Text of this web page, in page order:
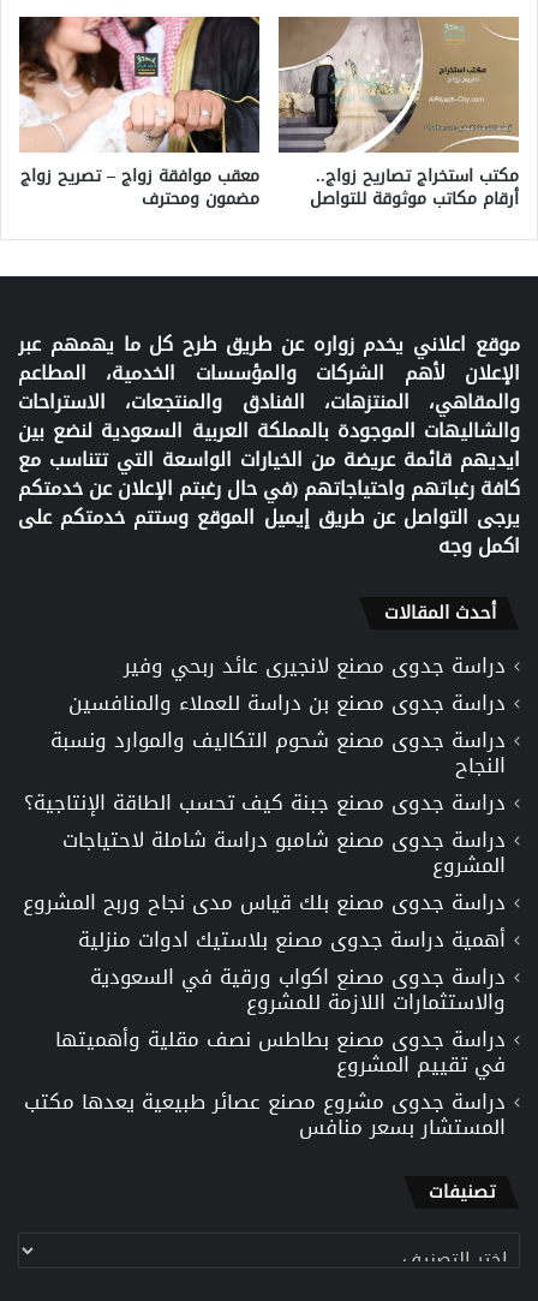
مكتب استخراج تصاريح زواج..
أرقام مكاتب موثوقة للتواصل
معقب موافقة زواج – تصريح زواج
مضمون ومحترف
موقع اعلاني يخدم زواره عن طريق طرح كل ما يهمهم عبر
الإعلان لأهم الشركات والمؤسسات الخدمية، المطاعم
والمقاهي، المنتزهات، الفنادق والمنتجعات، الاستراحات
والشاليهات الموجودة بالمملكة العربية السعودية لنضع بين
ايديهم قائمة عريضة من الخيارات الواسعة التي تتناسب مع
كافة رغباتهم واحتياجاتهم (في حال رغبتم الإعلان عن خدمتكم
يرجى التواصل عن طريق إيميل الموقع وستتم خدمتكم على
اكمل وجه
أحدث المقالات
دراسة جدوى مصنع لانجيرى عائد ربحي وفير
دراسة جدوى مصنع بن دراسة للعملاء والمنافسين
دراسة جدوى مصنع شحوم التكاليف والموارد ونسبة
النجاح
دراسة جدوى مصنع جبنة كيف تحسب الطاقة الإنتاجية؟
دراسة جدوى مصنع شامبو دراسة شاملة لاحتياجات
المشروع
دراسة جدوى مصنع بلك قياس مدى نجاح وربح المشروع
أهمية دراسة جدوى مصنع بلاستيك ادوات منزلية
دراسة جدوى مصنع اكواب ورقية في السعودية
والاستثمارات اللازمة للمشروع
دراسة جدوى مصنع بطاطس نصف مقلية وأهميتها
في تقييم المشروع
دراسة جدوى مشروع مصنع عصائر طبيعية يعدها مكتب
المستشار بسعر منافس
تصنيفات
تصنيفات